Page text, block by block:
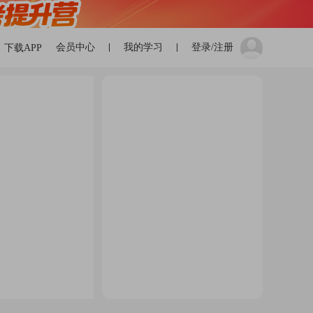
下载APP 登录/注册
我的学习
会员中心